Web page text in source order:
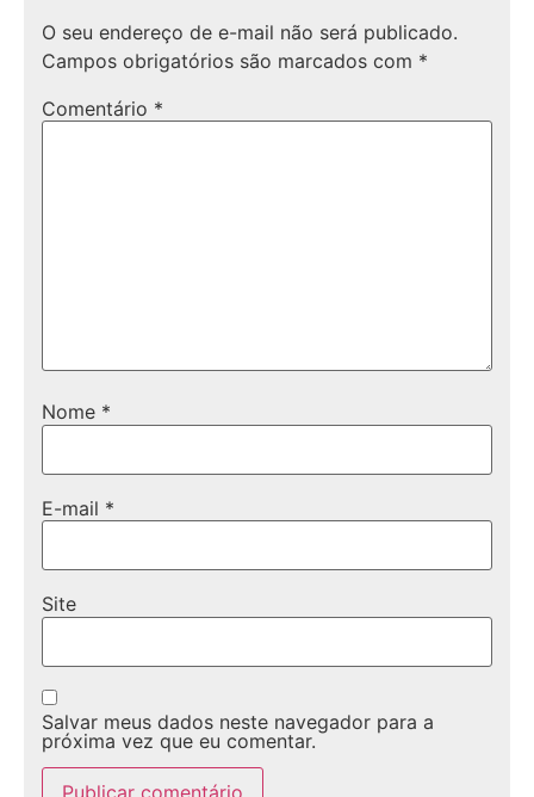
O seu endereço de e-mail não será publicado.
Campos obrigatórios são marcados com *
Comentário *
Nome *
E-mail *
Site
Salvar meus dados neste navegador para a
próxima vez que eu comentar.